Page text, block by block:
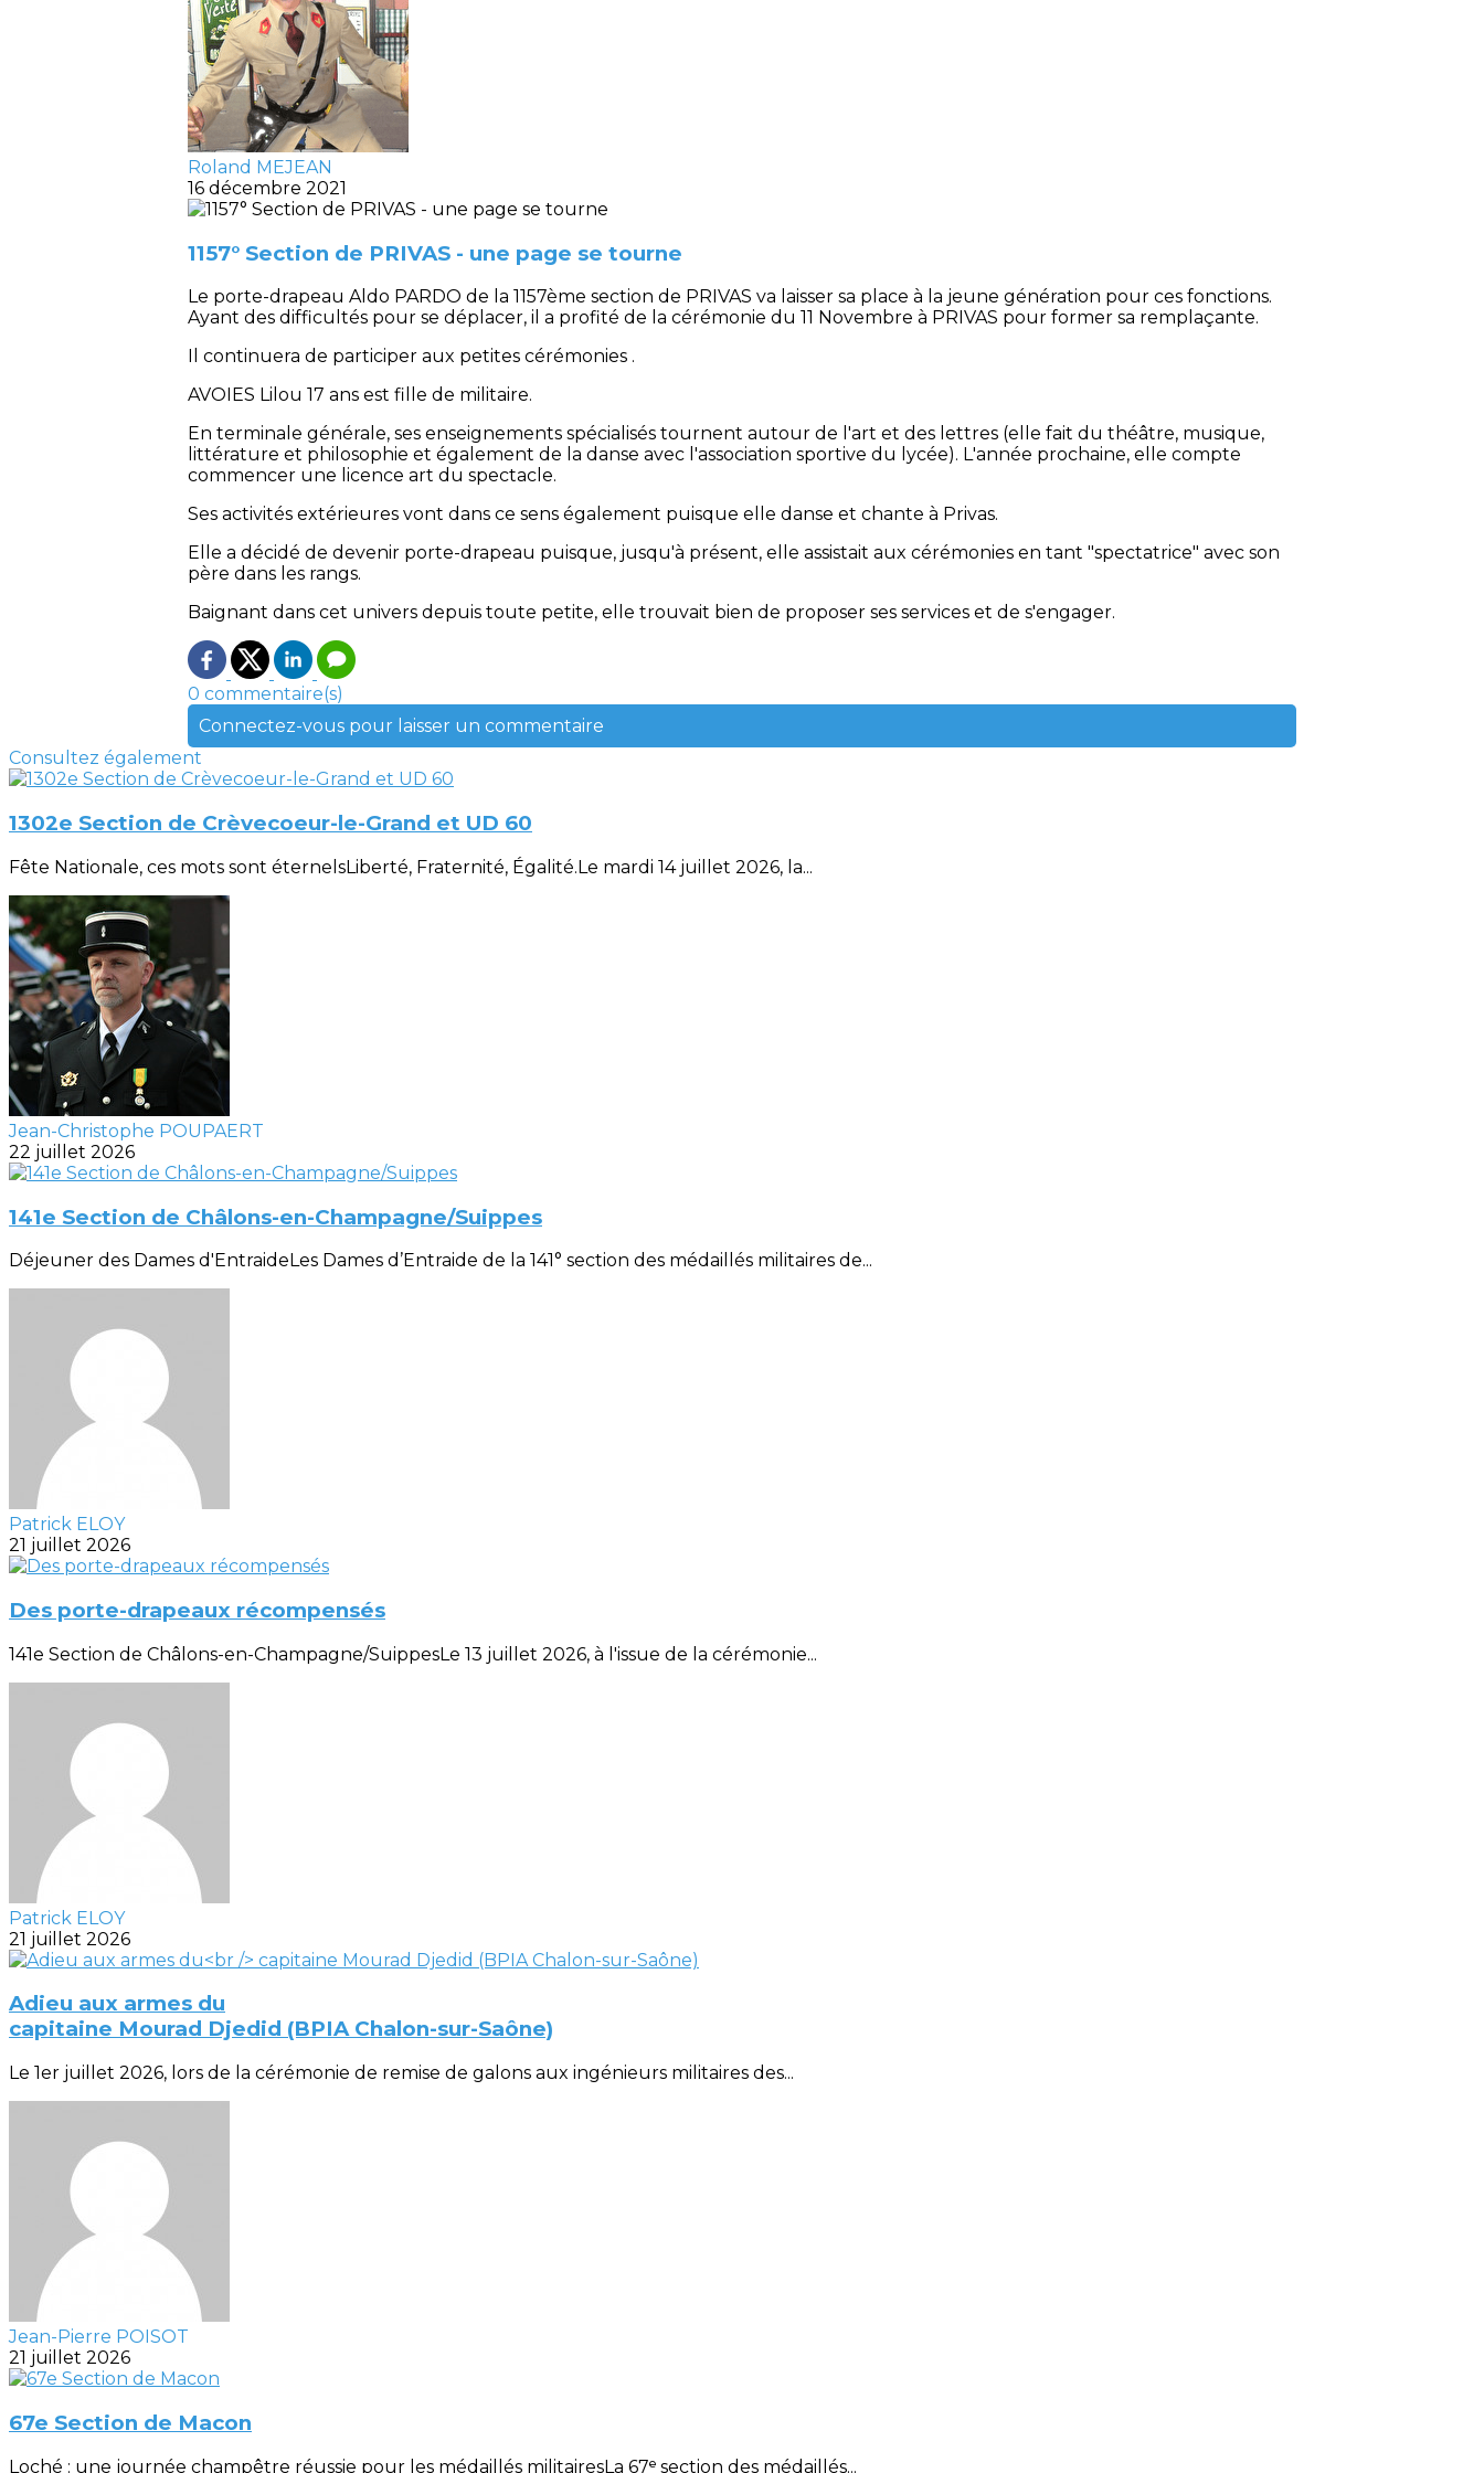
Roland MEJEAN
16 décembre 2021
1157° Section de PRIVAS - une page se tourne
Le porte-drapeau Aldo PARDO de la 1157ème section de PRIVAS va laisser sa place à la jeune génération pour ces fonctions.
Ayant des difficultés pour se déplacer, il a profité de la cérémonie du 11 Novembre à PRIVAS pour former sa remplaçante.
Il continuera de participer aux petites cérémonies .
AVOIES Lilou 17 ans est fille de militaire.
En terminale générale, ses enseignements spécialisés tournent autour de l'art et des lettres (elle fait du théâtre, musique,
littérature et philosophie et également de la danse avec l'association sportive du lycée). L'année prochaine, elle compte
commencer une licence art du spectacle.
Ses activités extérieures vont dans ce sens également puisque elle danse et chante à Privas.
Elle a décidé de devenir porte-drapeau puisque, jusqu'à présent, elle assistait aux cérémonies en tant "spectatrice" avec son
père dans les rangs.
Baignant dans cet univers depuis toute petite, elle trouvait bien de proposer ses services et de s'engager.
0 commentaire(s)
Connectez-vous pour laisser un commentaire
Consultez également
1302e Section de Crèvecoeur-le-Grand et UD 60
Fête Nationale, ces mots sont éternelsLiberté, Fraternité, Égalité.Le mardi 14 juillet 2026, la...
Jean-Christophe POUPAERT
22 juillet 2026
141e Section de Châlons-en-Champagne/Suippes
Déjeuner des Dames d'EntraideLes Dames d’Entraide de la 141° section des médaillés militaires de...
Patrick ELOY
21 juillet 2026
Des porte-drapeaux récompensés
141e Section de Châlons-en-Champagne/SuippesLe 13 juillet 2026, à l'issue de la cérémonie...
Patrick ELOY
21 juillet 2026
Adieu aux armes du
capitaine Mourad Djedid (BPIA Chalon-sur-Saône)
Le 1er juillet 2026, lors de la cérémonie de remise de galons aux ingénieurs militaires des...
Jean-Pierre POISOT
21 juillet 2026
67e Section de Macon
Loché : une journée champêtre réussie pour les médaillés militairesLa 67ᵉ section des médaillés...